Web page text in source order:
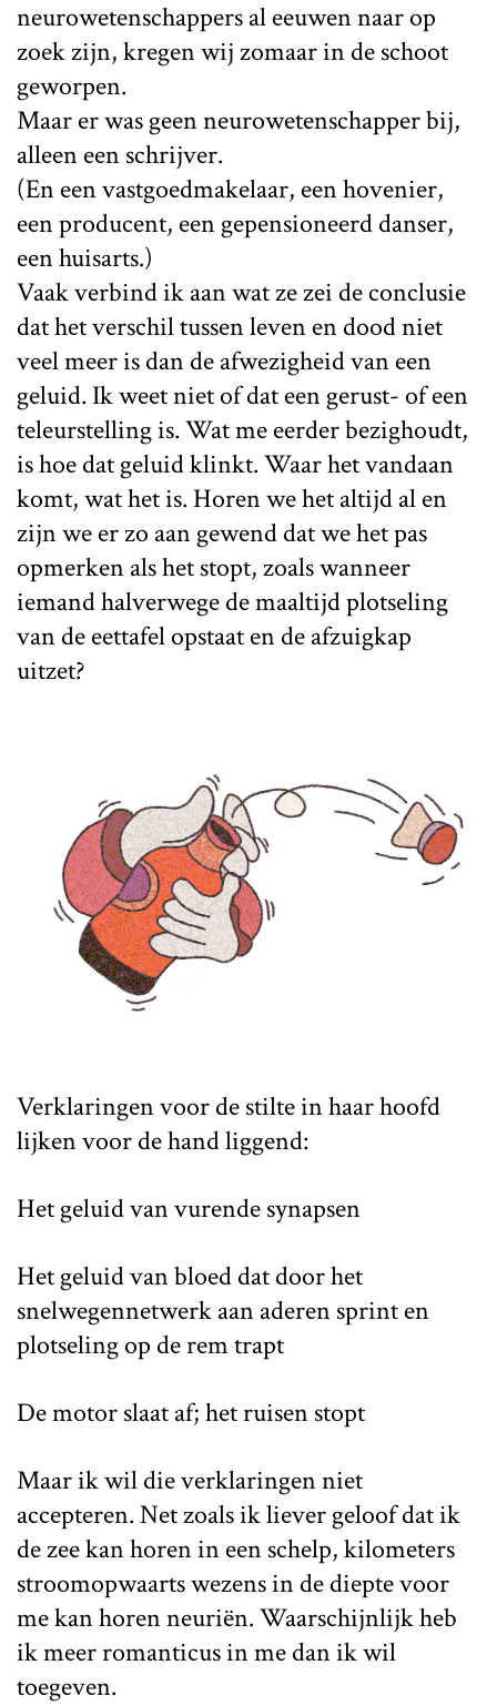
neurowetenschappers al eeuwen naar op
zoek zijn, kregen wij zomaar in de schoot
geworpen.
Maar er was geen neurowetenschapper bij,
alleen een schrijver.
(En een vastgoedmakelaar, een hovenier,
een producent, een gepensioneerd danser,
een huisarts.)
Vaak verbind ik aan wat ze zei de conclusie
dat het verschil tussen leven en dood niet
veel meer is dan de afwezigheid van een
geluid. Ik weet niet of dat een gerust- of een
teleurstelling is. Wat me eerder bezighoudt,
is hoe dat geluid klinkt. Waar het vandaan
komt, wat het is. Horen we het altijd al en
zijn we er zo aan gewend dat we het pas
opmerken als het stopt, zoals wanneer
iemand halverwege de maaltijd plotseling
van de eettafel opstaat en de afzuigkap
uitzet?
Verklaringen voor de stilte in haar hoofd
lijken voor de hand liggend:
Het geluid van vurende synapsen
Het geluid van bloed dat door het
snelwegennetwerk aan aderen sprint en
plotseling op de rem trapt
De motor slaat af; het ruisen stopt
Maar ik wil die verklaringen niet
accepteren. Net zoals ik liever geloof dat ik
de zee kan horen in een schelp, kilometers
stroomopwaarts wezens in de diepte voor
me kan horen neuriën. Waarschijnlijk heb
ik meer romanticus in me dan ik wil
toegeven.